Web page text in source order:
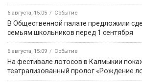
6 августа, 15:05 Событие
В Общественной палате предложили
семьям школьников перед 1 сентября
6 августа, 15:09 Событие
На фестивале лотосов в Калмыкии
театрализованный пролог «Рождение